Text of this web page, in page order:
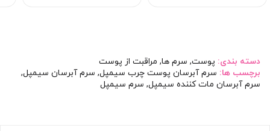
دسته بندی: پوست, سرم ها, مراقبت از پوست
برچسب ها: سرم آبرسان پوست چرب سیمپل, سرم آبرسان سیمپل,
سرم آبرسان مات کننده سیمپل, سرم سیمپل